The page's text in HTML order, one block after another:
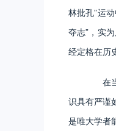
林批孔”运
夺志”，实
经定格在历
在当
识具有严谨
是唯大学者